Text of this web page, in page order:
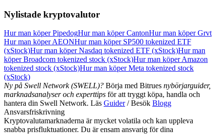
Nylistade kryptovalutor
Hur man köper PipedogHur man köper CantonHur man köper Grvt
Hur man köper AEONHur man köper SP500 tokenized ETF
(xStock)Hur man köper Nasdaq tokenized ETF (xStock)Hur man
köper Broadcom tokenized stock (xStock)Hur man köper Amazon
tokenized stock (xStock)Hur man köper Meta tokenized stock
(xStock)
Ny på Swell Network (SWELL)? Börja med Bitrues nybörjarguider,
marknadsanalyser och experttips för att tryggt köpa, handla och
hantera din Swell Network. Läs Guider/ Besök Blogg
Ansvarsfriskrivning
Kryptovalutamarknaderna är mycket volatila och kan uppleva
snabba prisfluktuationer. Du är ensam ansvarig för dina